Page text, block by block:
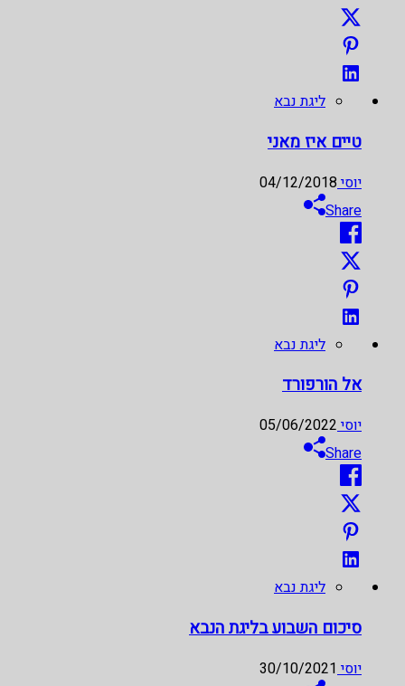
ליגת נבא
טיים איז מאני
יוסי 04/12/2018
Share
ליגת נבא
אל הורפורד
יוסי 05/06/2022
Share
ליגת נבא
סיכום השבוע בליגת הנבא
יוסי 30/10/2021